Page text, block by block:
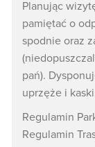
Planując
pamiętać o
spodnie oraz
pań).
uprzęże i
Regulamin
Regulamin